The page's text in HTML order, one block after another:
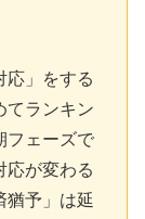
応」をする
てランキン
フェーズで
応が変わる
猶予」は延